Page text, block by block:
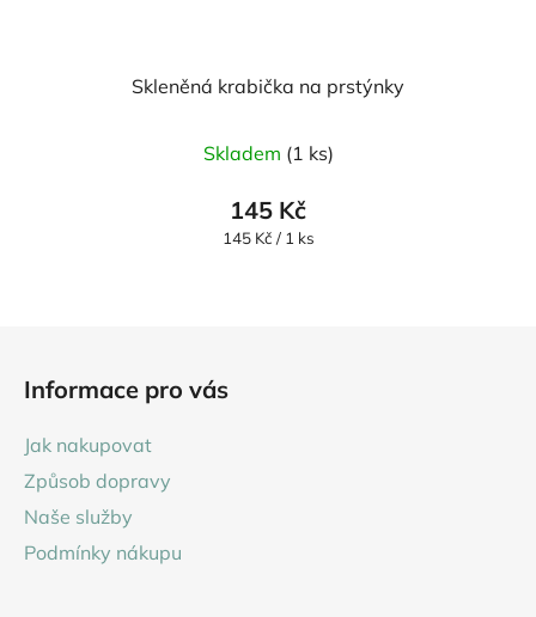
Skleněná krabička na prstýnky
Skladem (1 ks)
145 Kč
Měrná
145 Kč / 1 ks
Informace pro vás
Jak nakupovat
Způsob dopravy
Naše služby
Podmínky nákupu